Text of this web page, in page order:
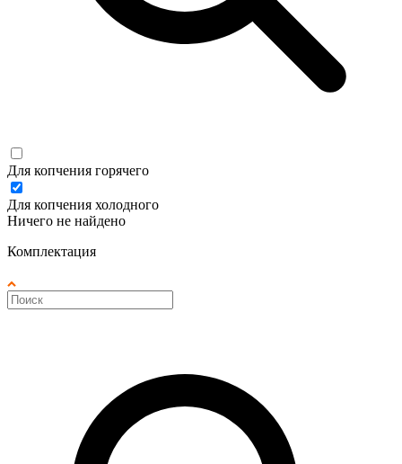
Для копчения горячего
Для копчения холодного
Ничего не найдено
Комплектация